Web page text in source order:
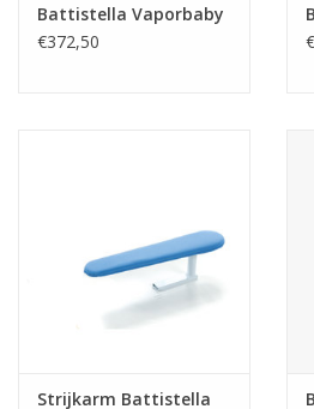
Battistella Vaporbaby
€372,50
Strijkarm Battistella